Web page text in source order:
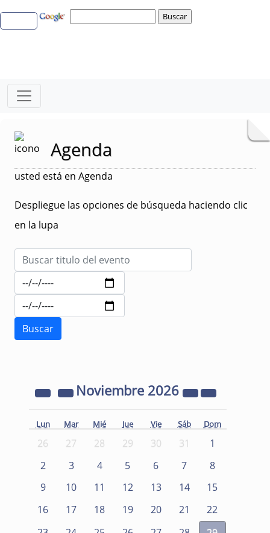
Agenda
usted está en Agenda
Despliegue las opciones de búsqueda haciendo clic
en la lupa
Noviembre 2026
Lun Mar Mié Jue Vie Sáb Dom
26 27 28 29 30 31
1
2
3 4 5 6 7
8
9
10 11 12 13 14
15
16
17 18 19 20 21
22